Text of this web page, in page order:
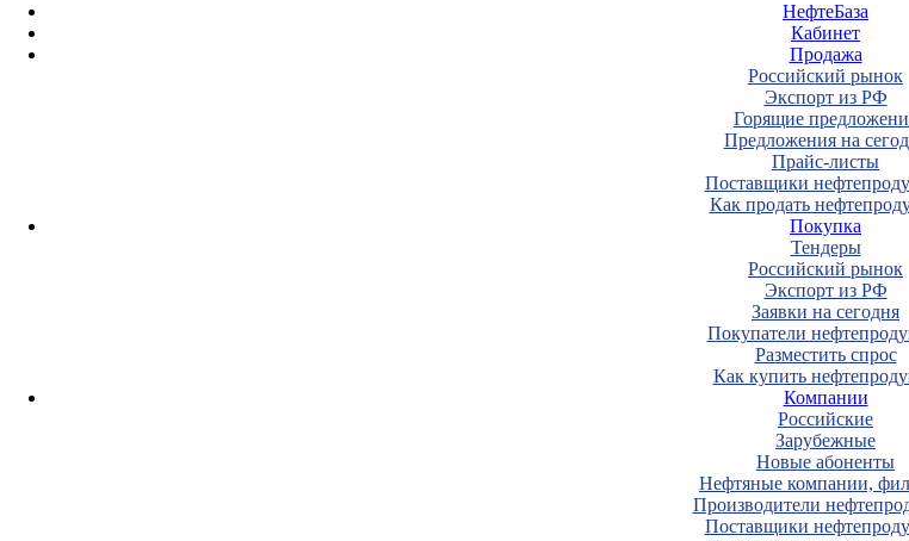
НефтеБаза
Кабинет
Продажа
Российский рынок
Экспорт из РФ
Горящие
Предложения на
Прайс-листы
Поставщики
Как продать
Покупка
Тендеры
Российский рынок
Экспорт из РФ
Заявки на сегодня
Покупатели
Разместить спрос
Как купить
Компании
Российские
Зарубежные
Новые абоненты
Нефтяные компании,
Производители
Поставщики